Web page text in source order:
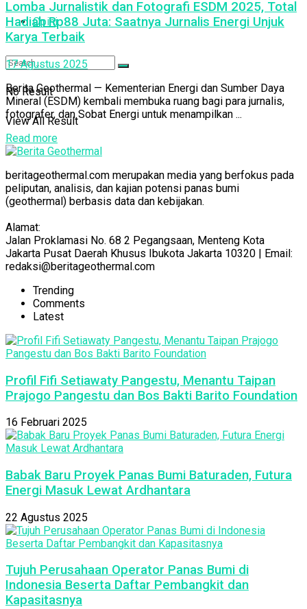
Opini
No Result
View All Result
Lomba Jurnalistik dan Fotografi ESDM 2025, Total
Hadiah Rp88 Juta: Saatnya Jurnalis Energi Unjuk
Karya Terbaik
17 Agustus 2025
Berita Geothermal — Kementerian Energi dan Sumber Daya
Mineral (ESDM) kembali membuka ruang bagi para jurnalis,
fotografer, dan Sobat Energi untuk menampilkan ...
Read more
beritageothermal.com merupakan media yang berfokus pada
peliputan, analisis, dan kajian potensi panas bumi
(geothermal) berbasis data dan kebijakan.
Alamat:
Jalan Proklamasi No. 68 2 Pegangsaan, Menteng Kota
Jakarta Pusat Daerah Khusus Ibukota Jakarta 10320 | Email:
redaksi@beritageothermal.com
Trending
Comments
Latest
Profil Fifi Setiawaty Pangestu, Menantu Taipan
Prajogo Pangestu dan Bos Bakti Barito Foundation
16 Februari 2025
Babak Baru Proyek Panas Bumi Baturaden, Futura
Energi Masuk Lewat Ardhantara
22 Agustus 2025
Tujuh Perusahaan Operator Panas Bumi di
Indonesia Beserta Daftar Pembangkit dan
Kapasitasnya